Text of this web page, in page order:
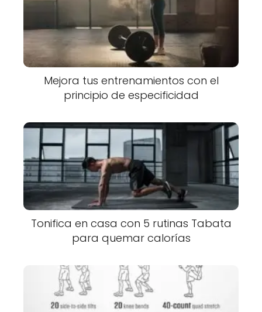
Mejora tus entrenamientos con el
principio de especificidad
Tonifica en casa con 5 rutinas Tabata
para quemar calorías